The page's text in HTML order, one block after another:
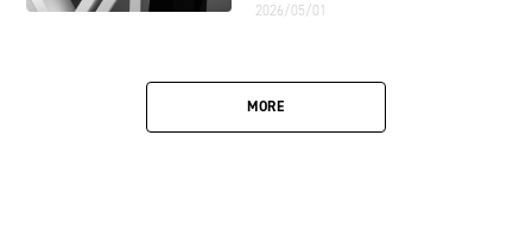
2026/05/01
MORE